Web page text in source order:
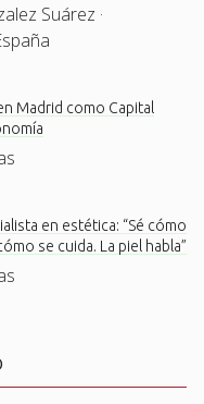
Suárez ·
Madrid como Capital
en estética: “Sé cómo
se cuida. La piel habla”